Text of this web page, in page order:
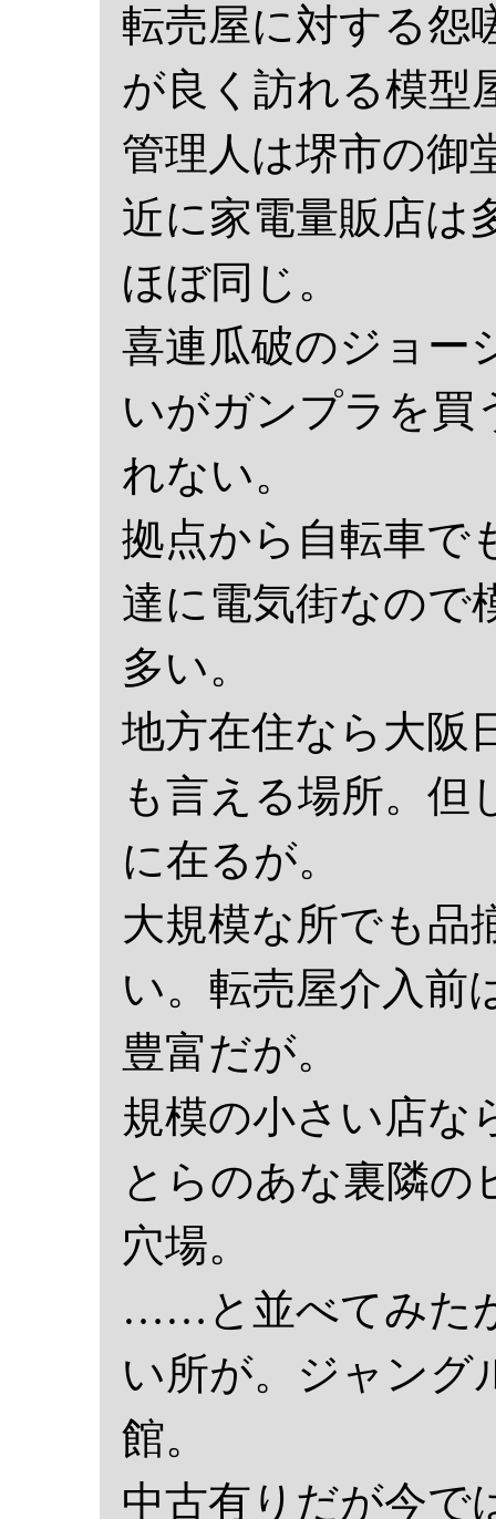
転売屋に対する怨
が良く訪れる模型
管理人は堺市の御
近に家電量販店は
ほぼ同じ。
喜連瓜破のジョー
いがガンプラを買
れない。
拠点から自転車で
達に電気街なので
多い。
地方在住なら大阪
も言える場所。但
に在るが。
大規模な所でも品
い。転売屋介入前
豊富だが。
規模の小さい店な
とらのあな裏隣の
穴場。
……と並べてみた
い所が。ジャング
館。
中古有りだが今で